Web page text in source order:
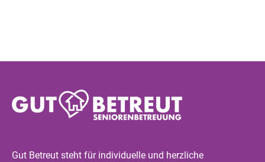
Gut Betreut steht für individuelle und herzliche